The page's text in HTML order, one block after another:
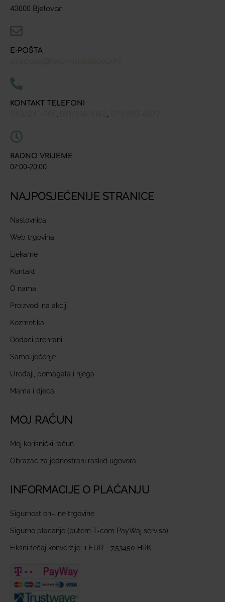
43000 Bjelovar
E-POŠTA
KONTAKT TELEFONI
RADNO VRIJEME
07:00-20:00
NAJPOSJEĆENIJE STRANICE
Naslovnica
Web trgovina
Ljekarne
Kontakt
O nama
Proizvodi na akciji
Kozmetika
Dodaci prehrani
Samoliječenje
Uređaji, pomagala i njega
Mama i djeca
MOJ RAČUN
Moj korisnički račun
Obrazac za jednostrani raskid ugovora
INFORMACIJE O PLAĆANJU
Sigurnost on-line trgovine
Sigurno plaćanje (putem T-com PayWaj servisa)
Fiksni tečaj konverzije: 1 EUR = 7,53450 HRK